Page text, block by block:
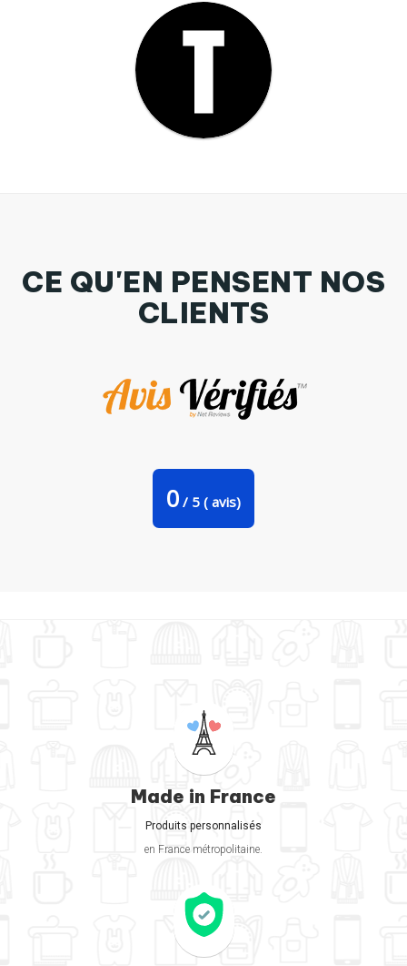
CE QU'EN PENSENT NOS
CLIENTS
0 / 5 ( avis)
Made in France
Produits personnalisés
en France métropolitaine.